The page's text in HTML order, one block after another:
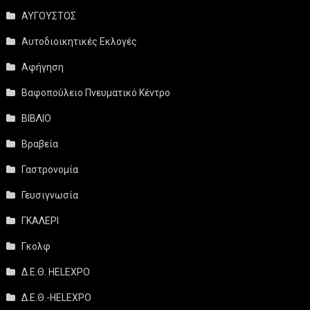
ΑΥΓΟΥΣΤΟΣ
Αυτοδιοικητικές Εκλογές
Αφήγηση
Βαφοπούλειο Πνευματικό Κέντρο
ΒΙΒΛΙΟ
Βραβεία
Γαστρονομία
Γευσιγνωσία
ΓΚΑΛΕΡΙ
Γκολφ
Δ.Ε.Θ. HELEXPO
Δ.Ε.Θ.-HELEXPO